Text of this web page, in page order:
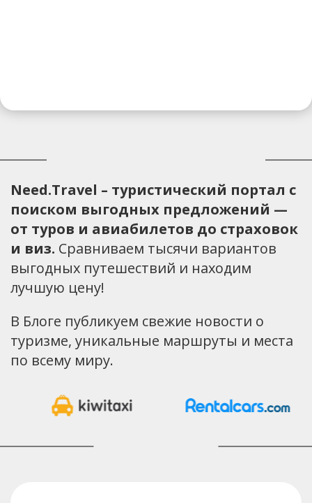
Need.Travel – туристический портал с
поиском выгодных предложений —
от туров и авиабилетов до страховок
и виз. Сравниваем тысячи вариантов
выгодных путешествий и находим
лучшую цену!
В Блоге публикуем свежие новости о
туризме, уникальные маршруты и места
по всему миру.